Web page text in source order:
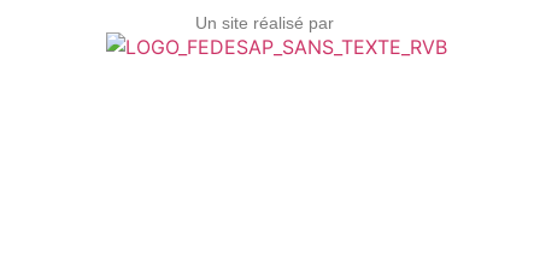
Un site réalisé par